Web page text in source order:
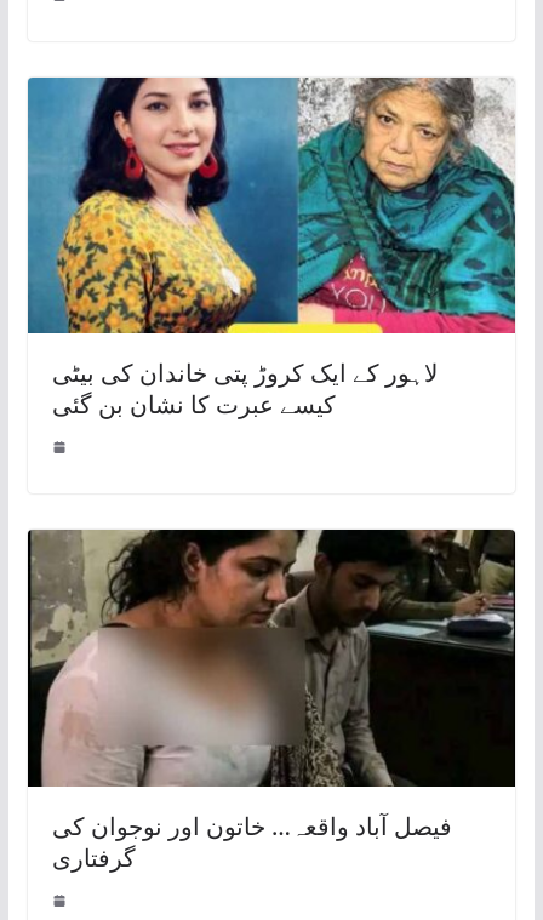
لاہور کے ایک کروڑ پتی خاندان کی بیٹی
کیسے عبرت کا نشان بن گئی
فیصل آباد واقعہ… خاتون اور نوجوان کی
گرفتاری